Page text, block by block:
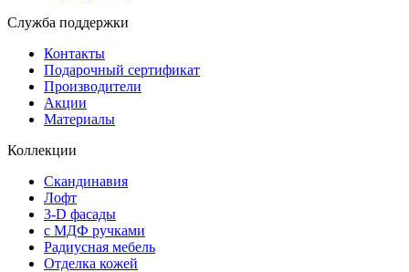
Служба поддержки
Контакты
Подарочный сертификат
Производители
Акции
Материалы
Коллекции
Скандинавия
Лофт
3-D фасады
с МДФ ручками
Радиусная мебель
Отделка кожей